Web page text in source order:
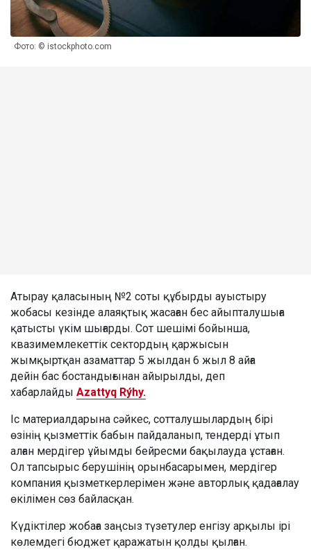
Фото: © istockphoto.com
Атырау қаласының №2 соты құбырды ауыстыру
жобасы кезінде алаяқтық жасаған бес айыпталушыға
қатысты үкім шығарды. Сот шешімі бойынша,
квазимемлекеттік сектордың қаржысын
жымқыртқан азаматтар 5 жылдан 6 жыл 8 айға
дейін бас бостандығынан айырылды, деп
хабарлайды Azattyq Rýhy.
Іс материалдарына сәйкес, сотталушылардың бірі
өзінің қызметтік бабын пайдаланып, тендерді ұтып
алған мердігер ұйымды бейресми бақылауда ұстаған.
Ол тапсырыс берушінің орынбасарымен, мердігер
компания қызметкерлерімен және авторлық қадағалау
өкілімен сөз байласқан.
Күдіктілер жобаға заңсыз түзетулер енгізу арқылы ірі
көлемдегі бюджет қаражатын қолды қылған.